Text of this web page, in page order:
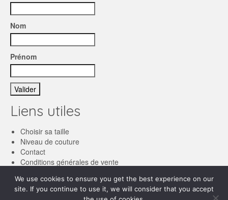
Nom
Prénom
Liens utiles
Choisir sa taille
Niveau de couture
Contact
Conditions générales de vente
We use cookies to ensure you get the best experience on our
site. If you continue to use it, we will consider that you accept